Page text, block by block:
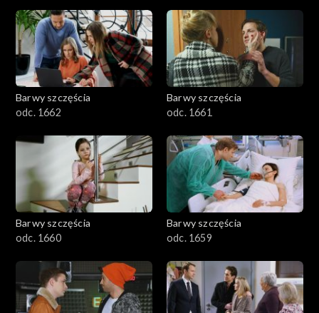
Barwy szczęścia
odc. 1662
Barwy szczęścia
odc. 1661
Barwy szczęścia
odc. 1660
Barwy szczęścia
odc. 1659